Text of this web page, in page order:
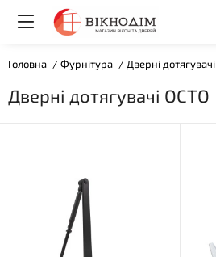
Головна Фурнітура Дверні дотягувачі
Дверні дотягувачі OCTO